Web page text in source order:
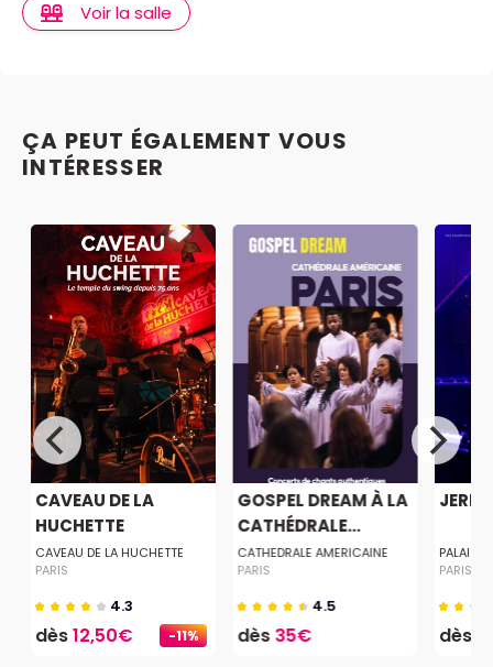
Voir la salle
ÇA PEUT ÉGALEMENT VOUS
INTÉRESSER
-11%
CAVEAU DE LA
HUCHETTE
CAVEAU DE LA HUCHETTE
PARIS
4.3
dès12,50€
GOSPEL DREAM À LA
CATHÉDRALE...
CATHEDRALE AMERICAINE
PARIS
4.5
dès35€
PALAIS
PARIS
dès